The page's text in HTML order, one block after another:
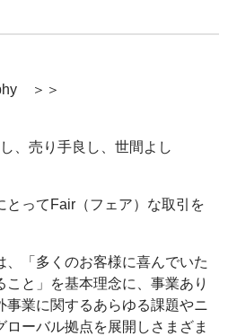
　＞＞
、売り手良し、世間よし
とってFair（フェア）な取引を
、「多くのお客様に喜んでいた
と」を基本理念に、事業あり
事業に関するあらゆる課題やニ
ーバル拠点を展開しさまざま